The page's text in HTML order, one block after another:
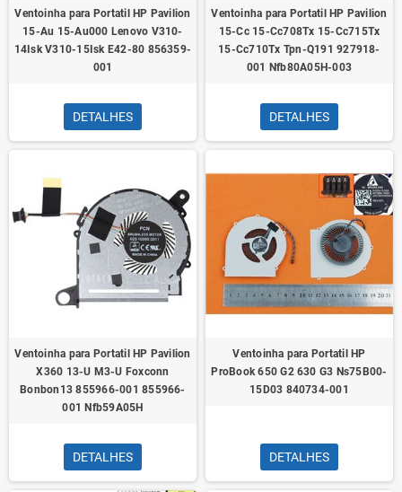
Ventoinha para Portatil HP Pavilion
15-Au 15-Au000 Lenovo V310-
14Isk V310-15Isk E42-80 856359-
001
DETALHES
Ventoinha para Portatil HP Pavilion
15-Cc 15-Cc708Tx 15-Cc715Tx
15-Cc710Tx Tpn-Q191 927918-
001 Nfb80A05H-003
DETALHES
Ventoinha para Portatil HP Pavilion
X360 13-U M3-U Foxconn
Bonbon13 855966-001 855966-
001 Nfb59A05H
DETALHES
Ventoinha para Portatil HP
ProBook 650 G2 630 G3 Ns75B00-
15D03 840734-001
DETALHES